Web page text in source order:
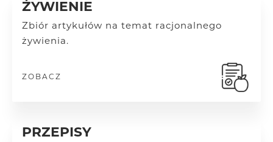
ŻYWIENIE
Zbiór artykułów na temat racjonalnego
żywienia.
ZOBACZ
PRZEPISY